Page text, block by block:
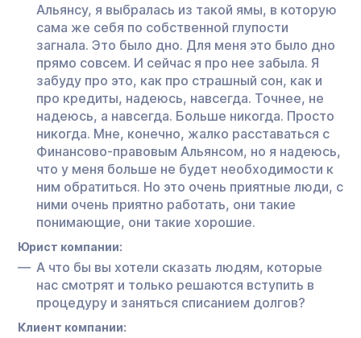
Альянсу, я выбралась из такой ямы, в которую
сама же себя по собственной глупости
загнала. Это было дно. Для меня это было дно
прямо совсем. И сейчас я про нее забыла. Я
забуду про это, как про страшный сон, как и
про кредиты, надеюсь, навсегда. Точнее, не
надеюсь, а навсегда. Больше никогда. Просто
никогда. Мне, конечно, жалко расставаться с
Финансово-правовым Альянсом, но я надеюсь,
что у меня больше не будет необходимости к
ним обратиться. Но это очень приятные люди, с
ними очень приятно работать, они такие
понимающие, они такие хорошие.
Юрист компании:
А что бы вы хотели сказать людям, которые
нас смотрят и только решаются вступить в
процедуру и заняться списанием долгов?
Клиент компании: